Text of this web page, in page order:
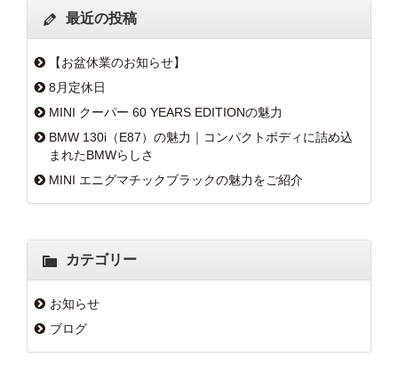
最近の投稿
【お盆休業のお知らせ】
8月定休日
MINI クーパー 60 YEARS EDITIONの魅力
BMW 130i（E87）の魅力｜コンパクトボディに詰め込
まれたBMWらしさ
MINI エニグマチックブラックの魅力をご紹介
カテゴリー
お知らせ
ブログ